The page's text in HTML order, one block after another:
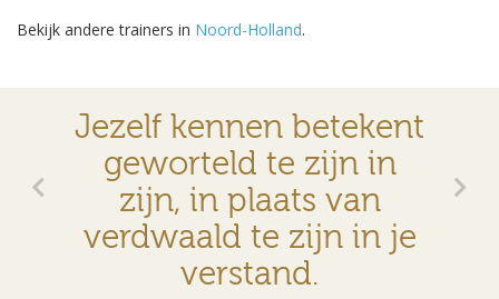
Bekijk andere trainers in Noord-Holland.
Jezelf kennen betekent
geworteld te zijn in
zijn, in plaats van
verdwaald te zijn in je
verstand.